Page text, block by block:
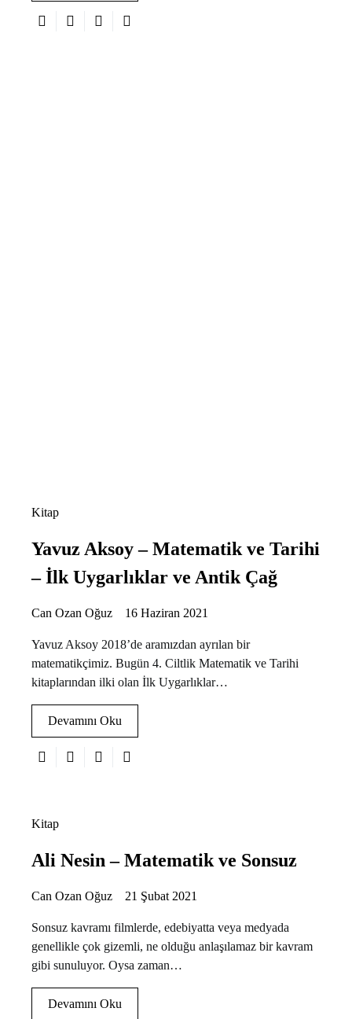
Kitap
Yavuz Aksoy – Matematik ve Tarihi
– İlk Uygarlıklar ve Antik Çağ
Can Ozan Oğuz 16 Haziran 2021
Yavuz Aksoy 2018’de aramızdan ayrılan bir
matematikçimiz. Bugün 4. Ciltlik Matematik ve Tarihi
kitaplarından ilki olan İlk Uygarlıklar…
Devamını Oku
Kitap
Ali Nesin – Matematik ve Sonsuz
Can Ozan Oğuz 21 Şubat 2021
Sonsuz kavramı filmlerde, edebiyatta veya medyada
genellikle çok gizemli, ne olduğu anlaşılamaz bir kavram
gibi sunuluyor. Oysa zaman…
Devamını Oku